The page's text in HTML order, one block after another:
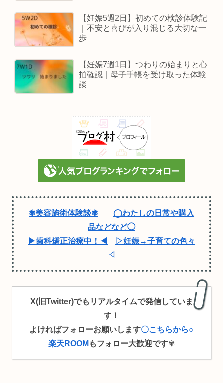
【妊娠5週2日】初めての検診体験記
｜不安と喜びが入り混じる大切な一
歩
【妊娠7週1日】つわりの始まりと心
拍確認｜母子手帳を受け取った体験
談
✾美容施術体験談✾
◯わたしの日常や購入
品などなど◯
▶歯科矯正治療中！◀
▷妊娠→子育ての色々
◁
X(旧Twitter)でもリアルタイムで発信していま
す！
よければフォローお願いします〇こちらから○
楽天ROOM もフォロー大歓迎です✾